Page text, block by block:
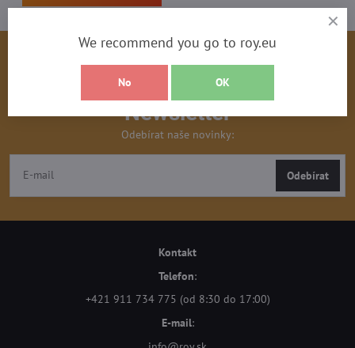
Newsletter
Odebírat naše novinky:
Odebírat
Kontakt
Telefon:
+421 911 734 775 (od 8:30 do 17:00)
E-mail:
We recommend you go to roy.eu
No OK